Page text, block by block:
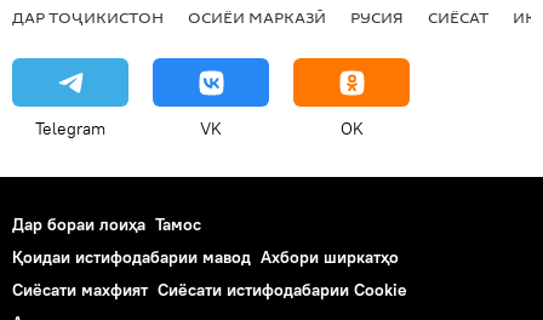
ДАР ТОҶИКИСТОН ОСИЁИ МАРКАЗӢ РУСИЯ СИЁСАТ
Telegram VK OK
Дар бораи лоиҳа Тамос
Қоидаи истифодабарии мавод Ахбори ширкатҳо
Сиёсати махфият Сиёсати истифодабарии Cookie